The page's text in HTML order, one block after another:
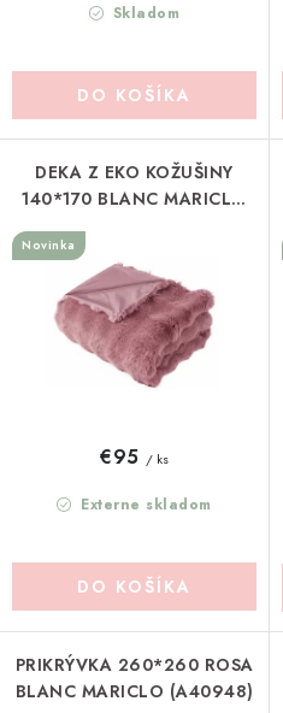
Skladom
DO KOŠÍKA
DEKA Z EKO KOŽUŠINY
140*170 BLANC MARICLO
(A4095099RO)
Novinka
Externe skladom
€95 / ks
DO KOŠÍKA
PRIKRÝVKA 260*260 ROSA
BLANC MARICLO (A40948)